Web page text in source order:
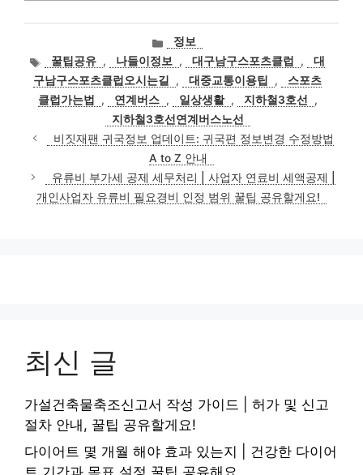
카
테
고
리
정보
태
그
꿀팁공유 , 나들이정보 , 대구남구스포츠클럽 ,
대
구남구스포츠클럽오시는길
, 대중교통이용팁 ,
스포츠
클럽가는법
, 연계버스 , 일상생활 , 지하철3호선
,
지하철3호선연계버스노선
비짓재팬 귀국정보 업데이트: 귀국편 정보변경 수정방법
A to Z 안내
유류비 부가세 공제 세무처리 | 사업자 연료비 세액공제 |
개인사업자 유류비 필요경비 인정 범위 꿀팁 공유할게요!
최신 글
가설건축물축조신고서 작성 가이드 | 허가 및 신고
절차 안내, 꿀팁 공유할게요!
다이어트 몇 개월 해야 효과 있는지 | 건강한 다이어